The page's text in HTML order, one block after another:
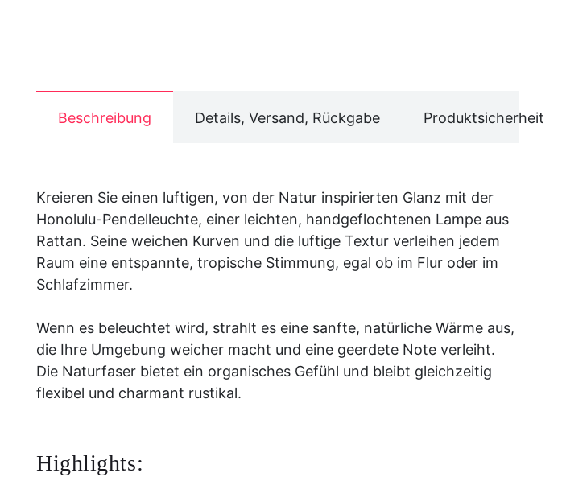
Beschreibung Details, Versand, Rückgabe Produktsicherheit
Kreieren Sie einen luftigen, von der Natur inspirierten Glanz mit der
Honolulu-Pendelleuchte, einer leichten, handgeflochtenen Lampe aus
Rattan. Seine weichen Kurven und die luftige Textur verleihen jedem
Raum eine entspannte, tropische Stimmung, egal ob im Flur oder im
Schlafzimmer.
Wenn es beleuchtet wird, strahlt es eine sanfte, natürliche Wärme aus,
die Ihre Umgebung weicher macht und eine geerdete Note verleiht.
Die Naturfaser bietet ein organisches Gefühl und bleibt gleichzeitig
flexibel und charmant rustikal.
Highlights: